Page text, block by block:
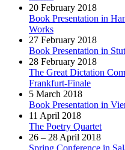
20 February 2018
Book Presentation in
Works
27 February 2018
Book Presentation in
28 February 2018
The Great Dictation
Frankfurt-Finale
5 March 2018
Book Presentation in
11 April 2018
The Poetry Quartet
26 – 28 April 2018
Spring Conference in